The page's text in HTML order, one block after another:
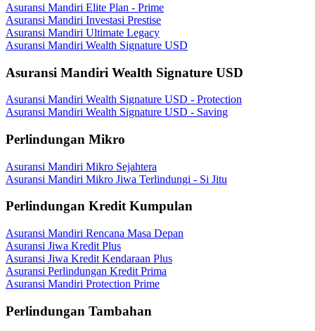
Asuransi Mandiri Elite Plan - Prime
Asuransi Mandiri Investasi Prestise
Asuransi Mandiri Ultimate Legacy
Asuransi Mandiri Wealth Signature USD
Asuransi Mandiri Wealth Signature USD
Asuransi Mandiri Wealth Signature USD - Protection
Asuransi Mandiri Wealth Signature USD - Saving
Perlindungan Mikro
Asuransi Mandiri Mikro Sejahtera
Asuransi Mandiri Mikro Jiwa Terlindungi - Si Jitu
Perlindungan Kredit Kumpulan
Asuransi Mandiri Rencana Masa Depan
Asuransi Jiwa Kredit Plus
Asuransi Jiwa Kredit Kendaraan Plus
Asuransi Perlindungan Kredit Prima
Asuransi Mandiri Protection Prime
Perlindungan Tambahan